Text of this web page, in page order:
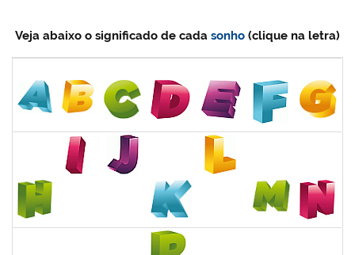
Veja abaixo o significado de cada sonho (clique na letra)